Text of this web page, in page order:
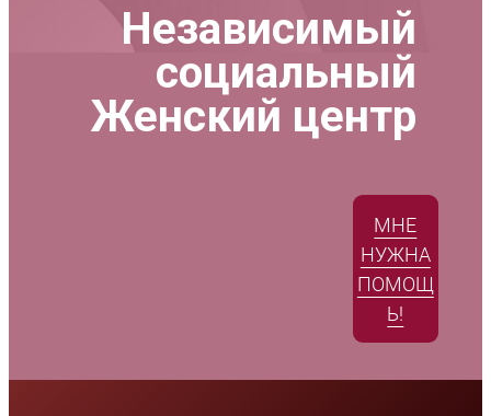
Независимый
социальный
Женский центр
МНЕ
НУЖНА
ПОМОЩ
Ь!